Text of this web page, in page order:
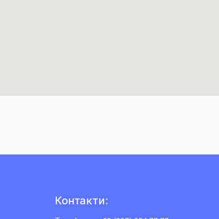
Контакти: